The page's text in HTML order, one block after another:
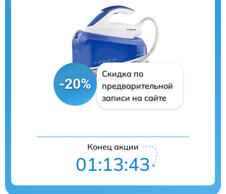
-20%
Скидка по
предварительной
записи на сайте
Конец акции
01:13:42